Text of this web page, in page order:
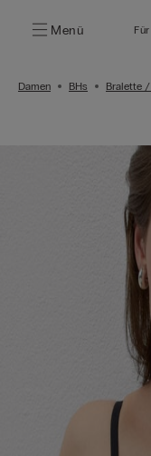
Menü
Damen BHs Bralette